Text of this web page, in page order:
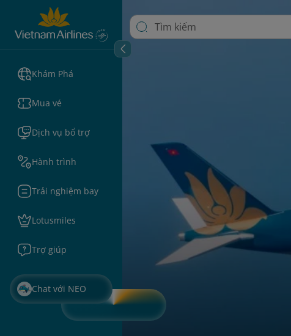
Khám Phá
Mua vé
Dịch vụ bổ trợ
Hành trình
Trải nghiệm bay
Lotusmiles
Trợ giúp
Chat với NEO